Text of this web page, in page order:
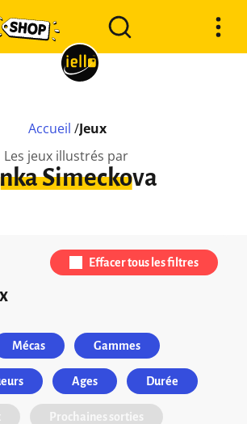
Accueil /Jeux
Les jeux illustrés par
Simeckova
Effacer tous les filtres
Mécas Gammes
Ages Durée
Prochaines sorties